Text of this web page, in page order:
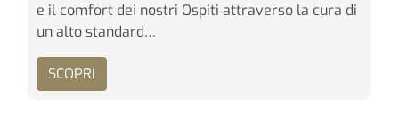
e il comfort dei nostri Ospiti attraverso la cura di
un alto standard…
SCOPRI